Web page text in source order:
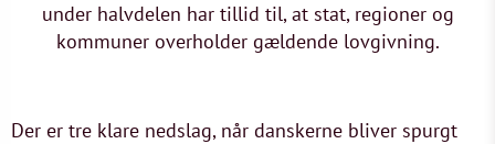
under halvdelen har tillid til, at stat, regioner og
kommuner overholder gældende lovgivning.
Der er tre klare nedslag, når danskerne bliver spurgt